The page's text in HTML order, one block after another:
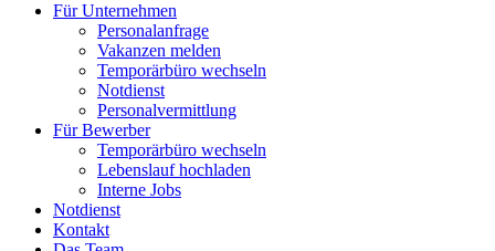
Für Unternehmen
Personalanfrage
Vakanzen melden
Temporärbüro wechseln
Notdienst
Personalvermittlung
Für Bewerber
Temporärbüro wechseln
Lebenslauf hochladen
Interne Jobs
Notdienst
Kontakt